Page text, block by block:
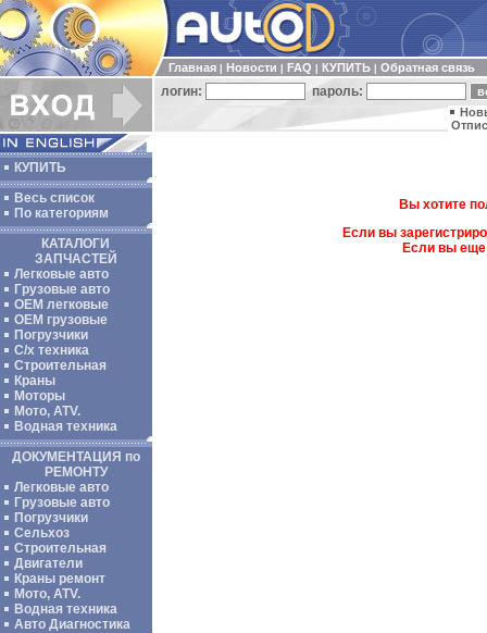
Главная Новости FAQ КУПИТЬ Обратная связь
логин: пароль:
КУПИТЬ
Весь список
По категориям
КАТАЛОГИ
ЗАПЧАСТЕЙ
Легковые авто
Грузовые авто
ОЕМ легковые
OEM грузовые
Погрузчики
С/х техника
Строительная
Краны
Моторы
Мото, ATV.
Водная техника
ДОКУМЕНТАЦИЯ по
РЕМОНТУ
Легковые авто
Грузовые авто
Погрузчики
Сельхоз
Строительная
Двигатели
Краны ремонт
Мото, ATV.
Водная техника
Авто Диагностика
Вы хотите
Если вы
Если вы еще